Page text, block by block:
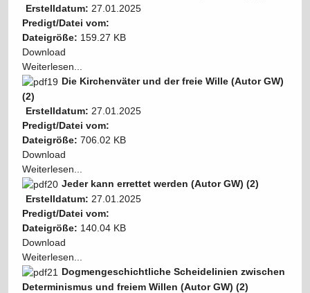
Erstelldatum: 27.01.2025
Predigt/Datei vom:
Dateigröße: 159.27 KB
Download
Weiterlesen...
Die Kirchenväter und der freie Wille (Autor GW)
(2)
Erstelldatum: 27.01.2025
Predigt/Datei vom:
Dateigröße: 706.02 KB
Download
Weiterlesen...
Jeder kann errettet werden (Autor GW) (2)
Erstelldatum: 27.01.2025
Predigt/Datei vom:
Dateigröße: 140.04 KB
Download
Weiterlesen...
Dogmengeschichtliche Scheidelinien zwischen
Determinismus und freiem Willen (Autor GW) (2)